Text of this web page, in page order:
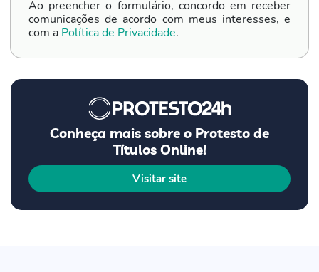
Ao preencher o formulário, concordo em receber
comunicações de acordo com meus interesses, e
com a Política de Privacidade.
Conheça mais sobre o Protesto de
Títulos Online!
Visitar site